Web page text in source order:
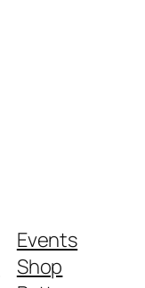
Events
Shop